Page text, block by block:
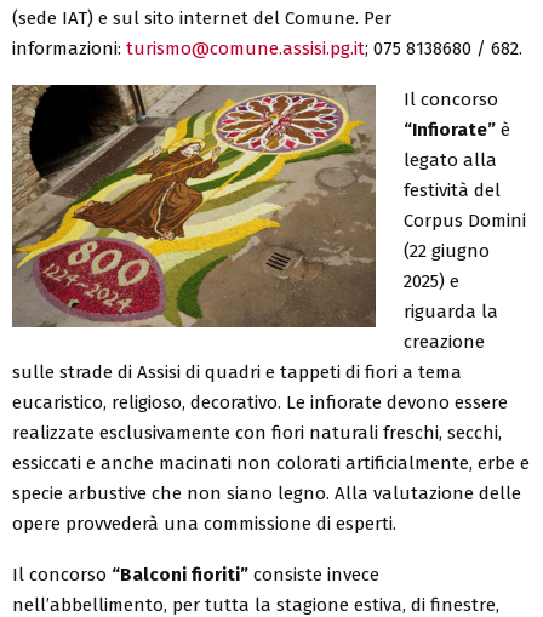
(sede IAT) e sul sito internet del Comune. Per
informazioni: turismo@comune.assisi.pg.it; 075 8138680 / 682.
Il concorso
“Infiorate”è
legato alla
festività del
Corpus Domini
(22 giugno
2025) e
riguarda la
creazione
sulle strade di Assisi di quadri e tappeti di fiori a tema
eucaristico, religioso, decorativo. Le infiorate devono essere
realizzate esclusivamente con fiori naturali freschi, secchi,
essiccati e anche macinati non colorati artificialmente, erbe e
specie arbustive che non siano legno. Alla valutazione delle
opere provvederà una commissione di esperti.
Il concorso “Balconi fioriti” consiste invece
nell’abbellimento, per tutta la stagione estiva, di finestre,